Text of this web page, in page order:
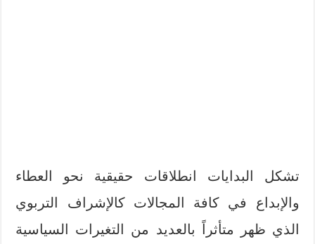
تشكل البدايات انطلاقات حقيقية نحو العطاء
والإبداع في كافة المجالات كالإشراف التربوي
الذي ظهر متأثراً بالعديد من التغيرات السياسية